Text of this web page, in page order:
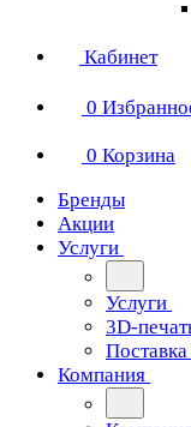
Кабинет
0
0 Корзина
Бренды
Акции
Услуги
Услуги
3D-
Поставка
Компания